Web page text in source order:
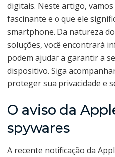
digitais. Neste artigo,
fascinante e o que ele
smartphone. Da natureza
soluções, você encontrará
podem ajudar a garantir a
dispositivo. Siga
proteger sua privacidade e
O aviso da
spywares
A recente notificação da